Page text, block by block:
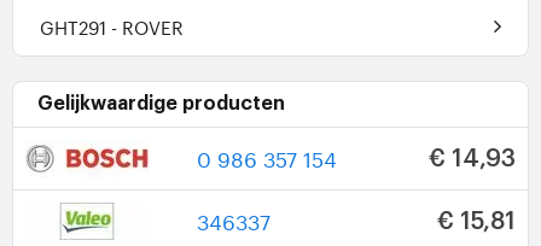
GHT291 - ROVER
Gelijkwaardige producten
0 986 357 154 € 14,93
346337 € 15,81